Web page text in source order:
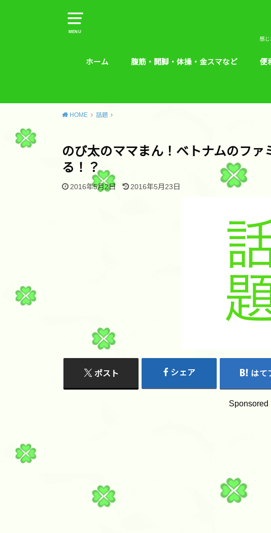
MENU
感じ
ホーム 腹筋・開脚・体操・金スマなど 便
HOME 話題
のび太のママまん！ベトナムのフ
る！？
2016年5月2日 2016年5月23日
ポスト シェア はて
Sponsored